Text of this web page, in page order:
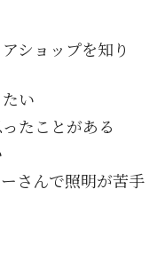
ショップを知り
い
たことがある
さんで照明が苦手